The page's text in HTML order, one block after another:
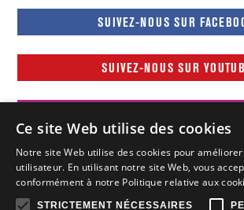
SUIVEZ-NOUS SUR
SUIVEZ-NOUS SUR
Ce site Web utilise des cookies
Notre site Web utilise des cookies pour
utilisateur. En utilisant notre site Web, vous
conformément à notre Politique relative aux
STRICTEMENT NÉCESSAIRES